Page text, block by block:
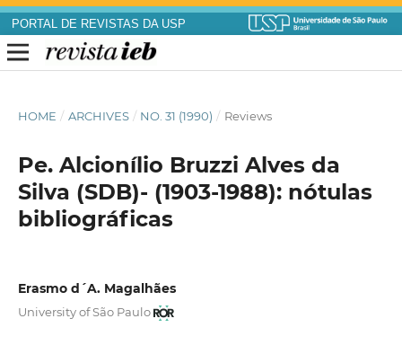
PORTAL DE REVISTAS DA USP
HOME / ARCHIVES / NO. 31 (1990) / Reviews
Pe. Alcionílio Bruzzi Alves da
Silva (SDB)- (1903-1988): nótulas
bibliográficas
Erasmo d´A. Magalhães
University of São Paulo